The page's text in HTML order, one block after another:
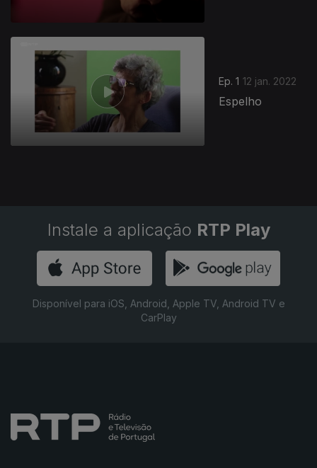
Ep. 1 12 jan. 2022
Espelho
Instale a aplicação RTP Play
Disponível para iOS, Android, Apple TV, Android TV e
CarPlay